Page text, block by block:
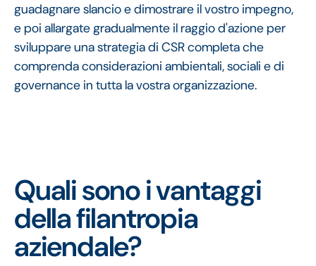
guadagnare slancio e dimostrare il vostro impegno,
e poi allargate gradualmente il raggio d'azione per
sviluppare una strategia di CSR completa che
comprenda considerazioni ambientali, sociali e di
governance in tutta la vostra organizzazione.
Quali sono i vantaggi
della filantropia
aziendale?